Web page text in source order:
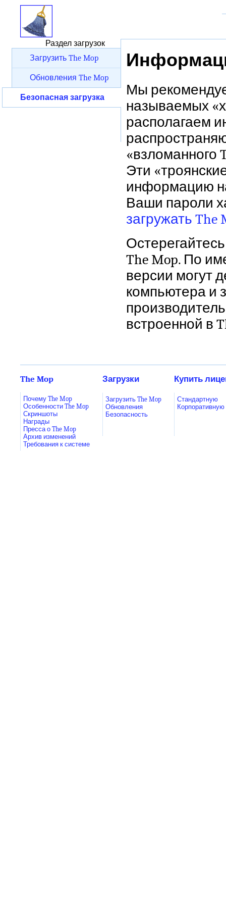
Раздел загрузок
Загрузить The Mop
Обновления The Mop
Безопасная загрузка
Мы
называемых
располагаем
«взломанного
Эти
информацию
Ваши пароли
загружать
The Mop. По
версии могут
компьютера и
встроенной в
The Mop
Почему The Mop
Особенности The Mop
Скриншоты
Награды
Пресса о The Mop
Архив изменений
Требования к системе
Загрузки
Загрузить The Mop
Обновления
Безопасность
Купить
Стандартную
Корпоративную